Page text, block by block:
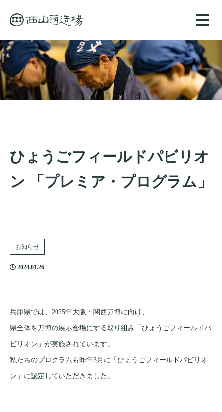
toggle
ひょうごフィールドパビリオ
ン 「プレミア・プログラム」
お知らせ
2024.01.26
兵庫県では、2025年大阪・関西万博に向け、
県全体を万博の展示会場にする取り組み「ひょうごフィールドパ
ビリオン」が実施されています。
私たちのプログラムも昨年3月に「ひょうごフィールドパビリオ
ン」に認定していただきました。